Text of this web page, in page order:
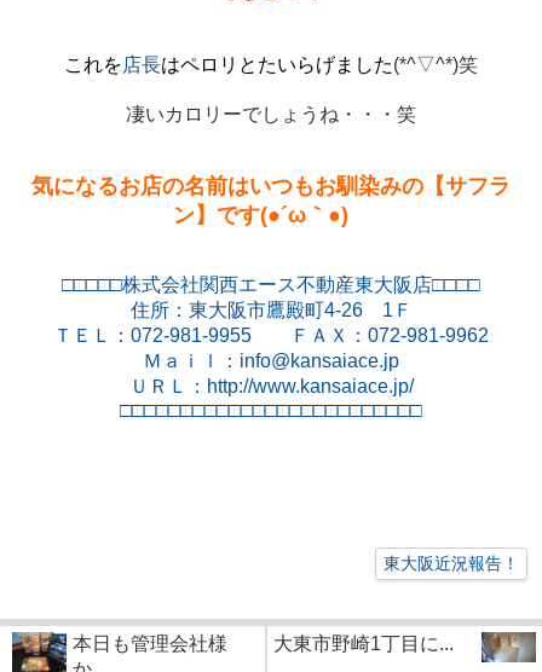
これを店長はペロリとたいらげました(*^▽^*)笑
凄いカロリーでしょうね・・・笑
気になるお店の名前はいつもお馴染みの【サフラ
ン】です(●´ω｀●)ゞ
□□□□□株式会社関西エース不動産東大阪店□□□□
住所：東大阪市鷹殿町4-26 1 Ｆ
ＴＥＬ： 072-981-9955 ＦＡＸ： 072-981-9962
Ｍａｉｌ： info@kansaiace.jp
ＵＲＬ： http://www.kansaiace.jp/
□□□□□□□□□□□□□□□□□□□□□□□□□
東大阪近況報告！
本日も管理会社様
大東市野崎1丁目に...